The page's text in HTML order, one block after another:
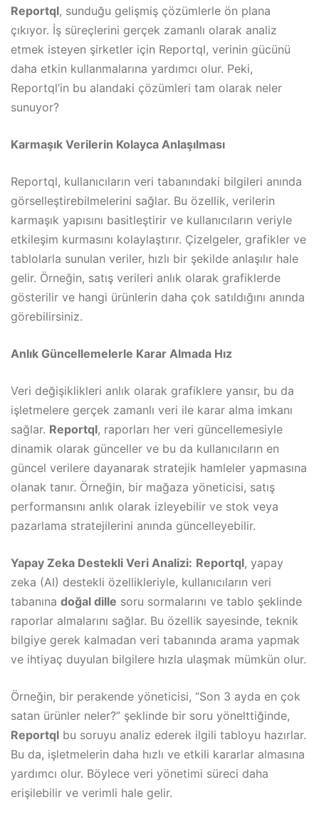
Reportql, sunduğu gelişmiş çözümlerle ön plana
çıkıyor. İş süreçlerini gerçek zamanlı olarak analiz
etmek isteyen şirketler için Reportql, verinin gücünü
daha etkin kullanmalarına yardımcı olur. Peki,
Reportql’in bu alandaki çözümleri tam olarak neler
sunuyor?
Karmaşık Verilerin Kolayca Anlaşılması
Reportql, kullanıcıların veri tabanındaki bilgileri anında
görselleştirebilmelerini sağlar. Bu özellik, verilerin
karmaşık yapısını basitleştirir ve kullanıcıların veriyle
etkileşim kurmasını kolaylaştırır. Çizelgeler, grafikler ve
tablolarla sunulan veriler, hızlı bir şekilde anlaşılır hale
gelir. Örneğin, satış verileri anlık olarak grafiklerde
gösterilir ve hangi ürünlerin daha çok satıldığını anında
görebilirsiniz.
Anlık Güncellemelerle Karar Almada Hız
Veri değişiklikleri anlık olarak grafiklere yansır, bu da
işletmelere gerçek zamanlı veri ile karar alma imkanı
sağlar. Reportql, raporları her veri güncellemesiyle
dinamik olarak günceller ve bu da kullanıcıların en
güncel verilere dayanarak stratejik hamleler yapmasına
olanak tanır. Örneğin, bir mağaza yöneticisi, satış
performansını anlık olarak izleyebilir ve stok veya
pazarlama stratejilerini anında güncelleyebilir.
Yapay Zeka Destekli Veri Analizi: Reportql, yapay
zeka (AI) destekli özellikleriyle, kullanıcıların veri
tabanına doğal dille soru sormalarını ve tablo şeklinde
raporlar almalarını sağlar. Bu özellik sayesinde, teknik
bilgiye gerek kalmadan veri tabanında arama yapmak
ve ihtiyaç duyulan bilgilere hızla ulaşmak mümkün olur.
Örneğin, bir perakende yöneticisi, “Son 3 ayda en çok
satan ürünler neler?” şeklinde bir soru yönelttiğinde,
Reportql bu soruyu analiz ederek ilgili tabloyu hazırlar.
Bu da, işletmelerin daha hızlı ve etkili kararlar almasına
yardımcı olur. Böylece veri yönetimi süreci daha
erişilebilir ve verimli hale gelir.